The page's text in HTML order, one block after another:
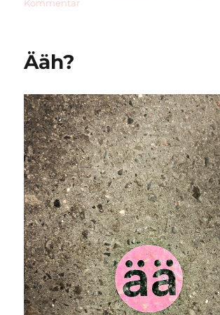
Kommentarzu
Ääh?